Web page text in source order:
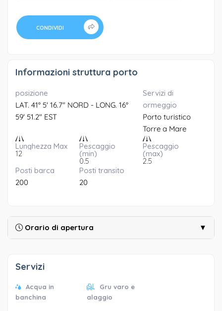
CONDIVIDI
Informazioni struttura porto
posizione
LAT. 41° 5' 16.7" NORD - LONG. 16°
59' 51.2" EST
Servizi di
ormeggio
Porto turistico
Torre a Mare
Lunghezza Max
12
Pescaggio
(min)
0.5
Pescaggio
(max)
2.5
Posti barca
200
Posti transito
20
Orario di apertura ▼
Servizi
Acqua in
banchina
Gru varo e
alaggio